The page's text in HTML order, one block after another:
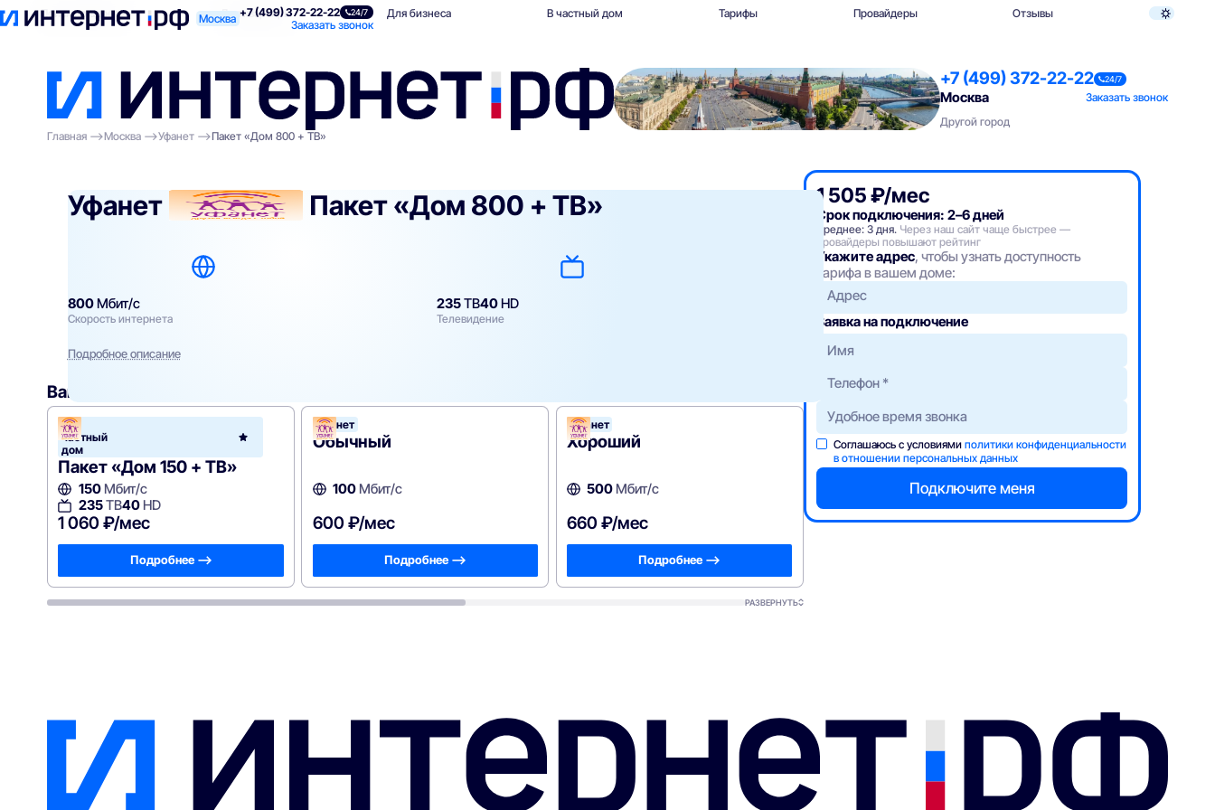
Москва +7 (499) 372-22-22 24/7
Заказать звонок
Поиск по адресу Для квартиры Для бизнеса В частный дом Тарифы Провайдеры Отзывы
+7 (499) 372-22-22 24/7
Москва
Заказать звонок
Другой город
Главная
Москва Уфанет Пакет «Дом 800 + ТВ»
Уфанет Пакет «Дом 800 + ТВ»
800Мбит/с
Скорость интернета
235ТВ40HD
Телевидение
Подробное описание
Вам могут подойти
В
частный
дом
Уфанет
Пакет «Дом 150 + ТВ»
150Мбит/с
235ТВ40HD
1 060 ₽/мес
Подробнее —>
Уфанет
Обычный
100 Мбит/с
600 ₽/мес
Подробнее —>
Уфанет
Хороший
500 Мбит/с
660 ₽/мес
Подробнее —>
В
частный
дом
Пакет «Малина + ТВ»
Мбит/с
235ТВ40HD
1 425 ₽/мес
частный
дом
Пакет «Мёд +
235ТВ
1 625 ₽/мес
РАЗВЕРНУТЬ
1 505 ₽/мес
Срок подключения: 2–6 дней
Среднее: 3 дня. Через наш сайт чаще быстрее —
провайдеры повышают рейтинг
Укажите адрес, чтобы узнать доступность
тарифа в вашем доме:
Адрес
Заявка на подключение
Соглашаюсь с условиямиполитики конфиденциальности
в отношении персональных данных